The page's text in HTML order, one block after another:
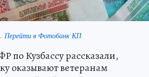
Перейти в Фотобанк КП
по Кузбассу рассказали,
оказывают ветеранам